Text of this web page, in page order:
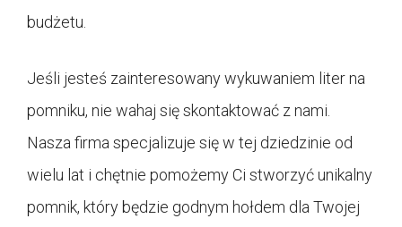
budżetu.
Jeśli jesteś zainteresowany wykuwaniem liter na
pomniku, nie wahaj się skontaktować z nami.
Nasza firma specjalizuje się w tej dziedzinie od
wielu lat i chętnie pomożemy Ci stworzyć unikalny
pomnik, który będzie godnym hołdem dla Twojej